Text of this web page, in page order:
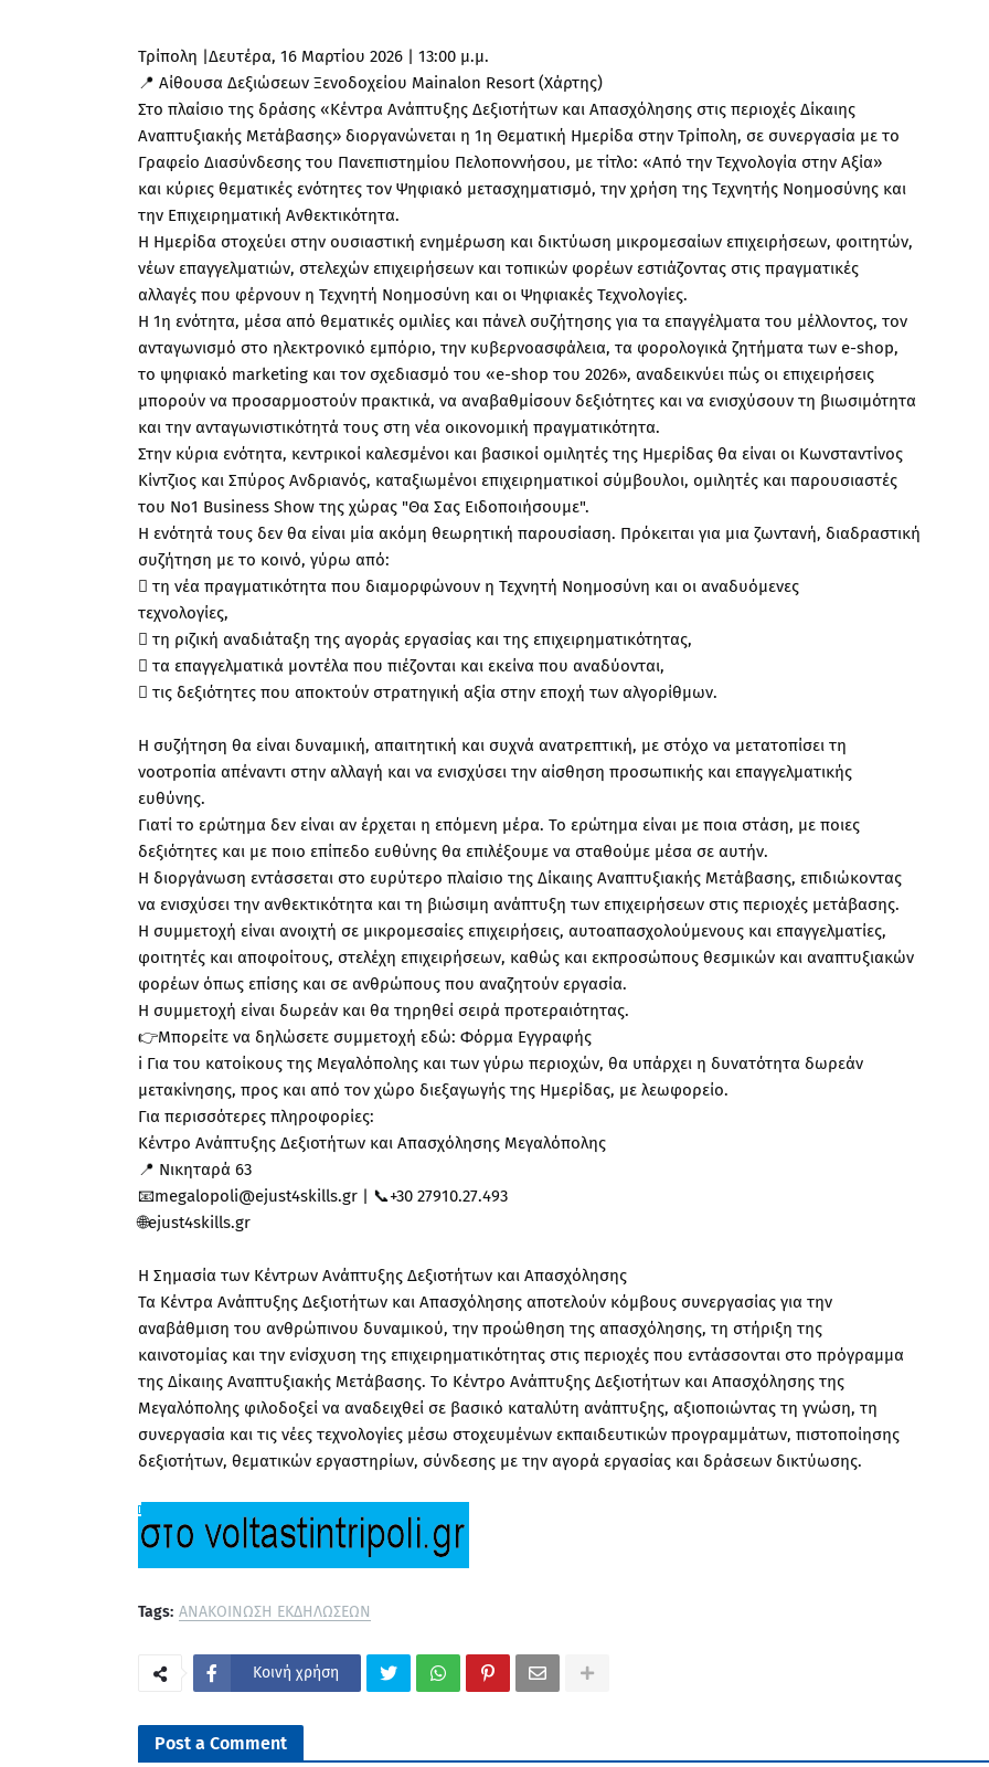
Τρίπολη |Δευτέρα, 16 Μαρτίου 2026 | 13:00 μ.μ.
📍 Αίθουσα Δεξιώσεων Ξενοδοχείου Mainalon Resort (Χάρτης)
Στο πλαίσιο της δράσης «Κέντρα Ανάπτυξης Δεξιοτήτων και Απασχόλησης στις περιοχές Δίκαιης
Αναπτυξιακής Μετάβασης» διοργανώνεται η 1η Θεματική Ημερίδα στην Τρίπολη, σε συνεργασία με το
Γραφείο Διασύνδεσης του Πανεπιστημίου Πελοποννήσου, με τίτλο: «Από την Τεχνολογία στην Αξία»
και κύριες θεματικές ενότητες τον Ψηφιακό μετασχηματισμό, την χρήση της Τεχνητής Νοημοσύνης και
την Επιχειρηματική Ανθεκτικότητα.
Η Ημερίδα στοχεύει στην ουσιαστική ενημέρωση και δικτύωση μικρομεσαίων επιχειρήσεων, φοιτητών,
νέων επαγγελματιών, στελεχών επιχειρήσεων και τοπικών φορέων εστιάζοντας στις πραγματικές
αλλαγές που φέρνουν η Τεχνητή Νοημοσύνη και οι Ψηφιακές Τεχνολογίες.
Η 1η ενότητα, μέσα από θεματικές ομιλίες και πάνελ συζήτησης για τα επαγγέλματα του μέλλοντος, τον
ανταγωνισμό στο ηλεκτρονικό εμπόριο, την κυβερνοασφάλεια, τα φορολογικά ζητήματα των e-shop,
το ψηφιακό marketing και τον σχεδιασμό του «e-shop του 2026», αναδεικνύει πώς οι επιχειρήσεις
μπορούν να προσαρμοστούν πρακτικά, να αναβαθμίσουν δεξιότητες και να ενισχύσουν τη βιωσιμότητα
και την ανταγωνιστικότητά τους στη νέα οικονομική πραγματικότητα.
Στην κύρια ενότητα, κεντρικοί καλεσμένοι και βασικοί ομιλητές της Ημερίδας θα είναι οι Κωνσταντίνος
Κίντζιος και Σπύρος Ανδριανός, καταξιωμένοι επιχειρηματικοί σύμβουλοι, ομιλητές και παρουσιαστές
του Νο1 Business Show της χώρας "Θα Σας Ειδοποιήσουμε".
Η ενότητά τους δεν θα είναι μία ακόμη θεωρητική παρουσίαση. Πρόκειται για μια ζωντανή, διαδραστική
συζήτηση με το κοινό, γύρω από:
 τη νέα πραγματικότητα που διαμορφώνουν η Τεχνητή Νοημοσύνη και οι αναδυόμενες
τεχνολογίες,
 τη ριζική αναδιάταξη της αγοράς εργασίας και της επιχειρηματικότητας,
 τα επαγγελματικά μοντέλα που πιέζονται και εκείνα που αναδύονται,
 τις δεξιότητες που αποκτούν στρατηγική αξία στην εποχή των αλγορίθμων.
Η συζήτηση θα είναι δυναμική, απαιτητική και συχνά ανατρεπτική, με στόχο να μετατοπίσει τη
νοοτροπία απέναντι στην αλλαγή και να ενισχύσει την αίσθηση προσωπικής και επαγγελματικής
ευθύνης.
Γιατί το ερώτημα δεν είναι αν έρχεται η επόμενη μέρα. Το ερώτημα είναι με ποια στάση, με ποιες
δεξιότητες και με ποιο επίπεδο ευθύνης θα επιλέξουμε να σταθούμε μέσα σε αυτήν.
Η διοργάνωση εντάσσεται στο ευρύτερο πλαίσιο της Δίκαιης Αναπτυξιακής Μετάβασης, επιδιώκοντας
να ενισχύσει την ανθεκτικότητα και τη βιώσιμη ανάπτυξη των επιχειρήσεων στις περιοχές μετάβασης.
Η συμμετοχή είναι ανοιχτή σε μικρομεσαίες επιχειρήσεις, αυτοαπασχολούμενους και επαγγελματίες,
φοιτητές και αποφοίτους, στελέχη επιχειρήσεων, καθώς και εκπροσώπους θεσμικών και αναπτυξιακών
φορέων όπως επίσης και σε ανθρώπους που αναζητούν εργασία.
Η συμμετοχή είναι δωρεάν και θα τηρηθεί σειρά προτεραιότητας.
👉Μπορείτε να δηλώσετε συμμετοχή εδώ: Φόρμα Εγγραφής
i️ Για του κατοίκους της Μεγαλόπολης και των γύρω περιοχών, θα υπάρχει η δυνατότητα δωρεάν
μετακίνησης, προς και από τον χώρο διεξαγωγής της Ημερίδας, με λεωφορείο.
Για περισσότερες πληροφορίες:
Κέντρο Ανάπτυξης Δεξιοτήτων και Απασχόλησης Μεγαλόπολης
📍 Νικηταρά 63
📧megalopoli@ejust4skills.gr | 📞+30 27910.27.493
🌐ejust4skills.gr
Η Σημασία των Κέντρων Ανάπτυξης Δεξιοτήτων και Απασχόλησης
Τα Κέντρα Ανάπτυξης Δεξιοτήτων και Απασχόλησης αποτελούν κόμβους συνεργασίας για την
αναβάθμιση του ανθρώπινου δυναμικού, την προώθηση της απασχόλησης, τη στήριξη της
καινοτομίας και την ενίσχυση της επιχειρηματικότητας στις περιοχές που εντάσσονται στο πρόγραμμα
της Δίκαιης Αναπτυξιακής Μετάβασης. Το Κέντρο Ανάπτυξης Δεξιοτήτων και Απασχόλησης της
Μεγαλόπολης φιλοδοξεί να αναδειχθεί σε βασικό καταλύτη ανάπτυξης, αξιοποιώντας τη γνώση, τη
συνεργασία και τις νέες τεχνολογίες μέσω στοχευμένων εκπαιδευτικών προγραμμάτων, πιστοποίησης
δεξιοτήτων, θεματικών εργαστηρίων, σύνδεσης με την αγορά εργασίας και δράσεων δικτύωσης.
Tags: ΑΝΑΚΟΙΝΩΣΗ ΕΚΔΗΛΩΣΕΩΝ
Κοινή χρήση
Post a Comment